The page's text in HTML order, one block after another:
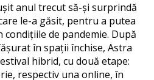
anul trecut să-şi surprindă
le-a găsit, pentru a putea
de pandemie. După
în spaţii închise, Astra
hibrid, cu două etape:
respectiv una online, în